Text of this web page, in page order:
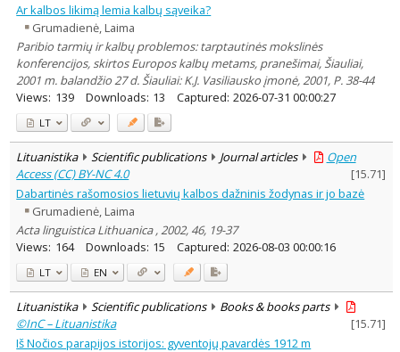
Ar kalbos likimą lemia kalbų sąveika?
Grumadienė, Laima
Paribio tarmių ir kalbų problemos: tarptautinės mokslinės
konferencijos, skirtos Europos kalbų metams, pranešimai, Šiauliai,
2001 m. balandžio 27 d. Šiauliai: K.J. Vasiliausko įmonė, 2001, P. 38-44
Views: 139 Downloads: 13 Captured: 2026-07-31 00:00:27
LT
Lituanistika Scientific publications Journal articles
Open
Access (CC) BY-NC 4.0
[15.71]
Dabartinės rašomosios lietuvių kalbos dažninis žodynas ir jo bazė
Grumadienė, Laima
Acta linguistica Lithuanica , 2002, 46, 19-37
Views: 164 Downloads: 15 Captured: 2026-08-03 00:00:16
LT EN
Lituanistika Scientific publications
Books & books parts
©InC – Lituanistika
[15.71]
Iš Nočios parapijos istorijos: gyventojų pavardės 1912 m